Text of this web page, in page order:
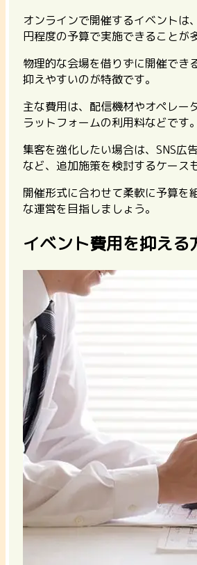
オンラインで開催するイベントは
円程度の予算で実施できることが
物理的な会場を借りずに開催でき
抑えやすいのが特徴です。
主な費用は、配信機材やオペレー
ラットフォームの利用料などです。
集客を強化したい場合は、SNS広
など、追加施策を検討するケース
開催形式に合わせて柔軟に予算を
な運営を目指しましょう。
イベント費用を抑える